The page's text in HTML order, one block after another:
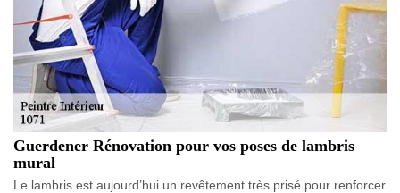
Guerdener Rénovation pour vos poses de lambris
mural
Le lambris est aujourd’hui un revêtement très prisé pour renforcer